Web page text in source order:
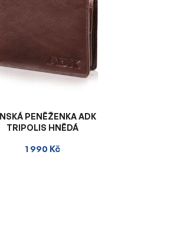
PENĚŽENKA ADK
TRIPOLIS HNĚDÁ
1 990 Kč